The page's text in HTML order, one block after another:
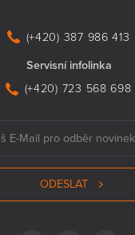
(+420) 387 986 413
Servisní infolinka
(+420) 723 568 698
ODESLAT